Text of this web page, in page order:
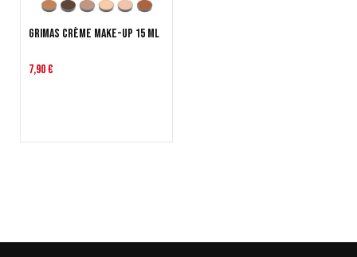
Grimas Crème Make-Up 15 ml
7,90 €